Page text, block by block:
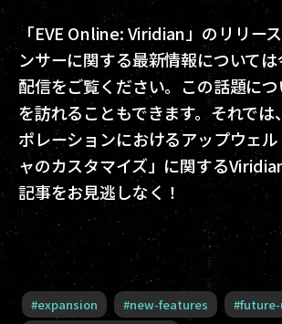
「EVE Online: Viridian」のリリー
ンサーに関する最新情報については
配信をご覧ください。この話題に
を訪れることもできます。それで
ポレーションにおけるアップウェ
ャのカスタマイズ」に関する
記事をお見逃しなく！
#expansion #new-features #